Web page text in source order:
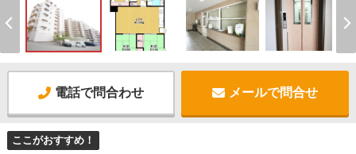
電話で問合わせ メールで問合せ
ここがおすすめ！